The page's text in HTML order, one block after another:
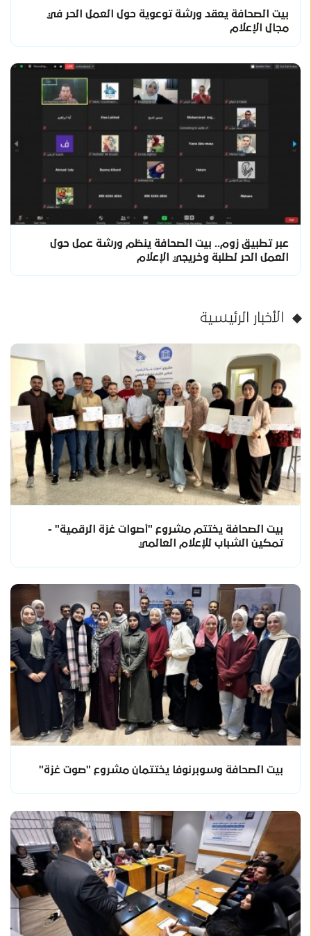
بيت الصحافة يعقد ورشة توعوية حول العمل الحر في
مجال الإعلام
عبر تطبيق زوم.. بيت الصحافة ينظم ورشة عمل حول
العمل الحر لطلبة وخريجي الإعلام
الأخبار الرئيسية
بيت الصحافة يختتم مشروع "أصوات غزة الرقمية" -
تمكين الشباب للإعلام العالمي
بيت الصحافة وسوبرنوفا يختتمان مشروع "صوت غزة"